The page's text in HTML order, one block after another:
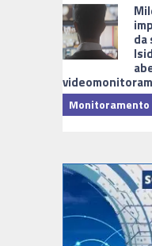
da
Monitoramento